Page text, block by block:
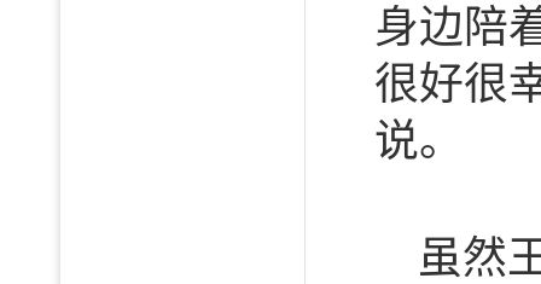
身边陪
很好很
说。
虽然